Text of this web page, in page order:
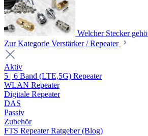
Welcher Stecker
Zur Kategorie Verstärker / Repeater
Aktiv
5 | 6 Band (LTE,5G) Repeater
WLAN Repeater
Digitale Repeater
DAS
Passiv
Zubehör
FTS Repeater Ratgeber (Blog)